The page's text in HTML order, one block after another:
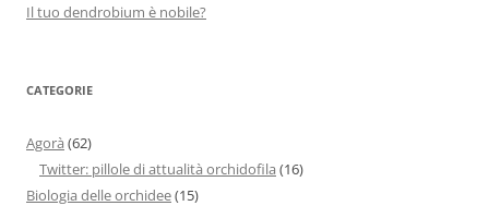
Il tuo dendrobium è nobile?
CATEGORIE
Agorà (62)
Twitter: pillole di attualità orchidofila (16)
Biologia delle orchidee(15)